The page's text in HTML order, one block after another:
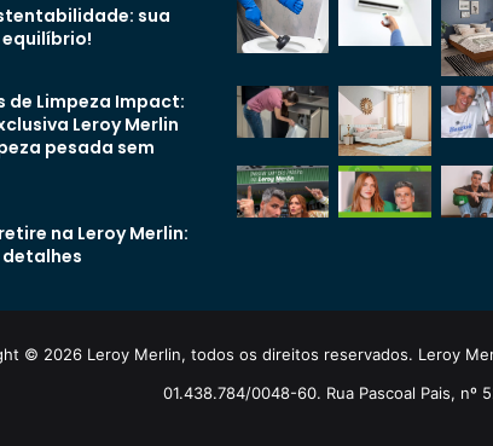
sua
de Limpeza Impact:
Leroy Merlin
pesada sem
na Leroy Merlin:
© 2026 Leroy Merlin, todos os direitos reservados. Leroy
01.438.784/0048-60. Rua Pascoal Pais, nº